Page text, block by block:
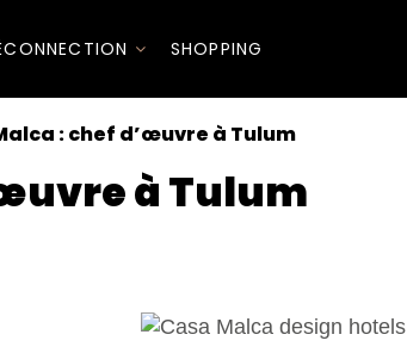
SHOPPING
: chef d’œuvre à Tulum
à Tulum